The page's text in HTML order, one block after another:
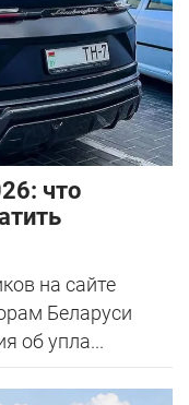
что
на сайте
Беларуси
об упла...